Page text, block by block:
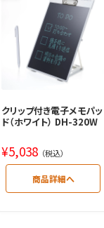
クリップ付き電子メモパッ
ド（ホワイト） DH-320W
¥5,038 （税込）